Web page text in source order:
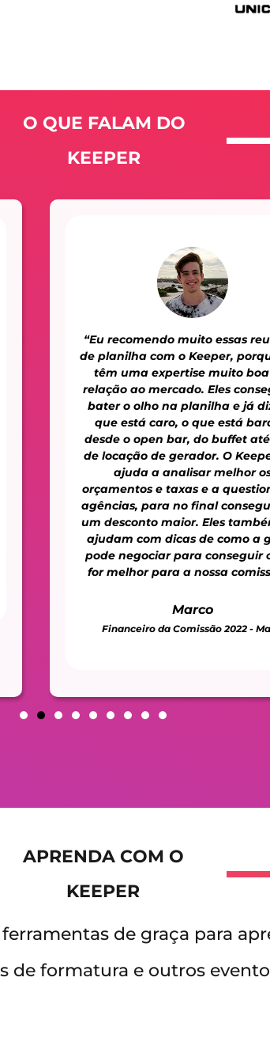
O QUE FALAM DO
KEEPER
recomendo muito essas reuniões
planilha com o Keeper, porque eles
têm uma expertise muito boa em
ao mercado. Eles conseguem
o olho na planilha e já dizer o
que está caro, o que está barato,
o open bar, do buffet até taxa
locação de gerador. O Keeper nos
ajuda a analisar melhor os
e taxas e a questionar as
para no final conseguirmos
desconto maior. Eles também nos
com dicas de como a gente
negociar para conseguir o que
melhor para a nossa comissão. “
Financeiro da Comissão 2022 - Mauá
APRENDA COM O
KEEPER
ferramentas de graça para
de formatura e outros